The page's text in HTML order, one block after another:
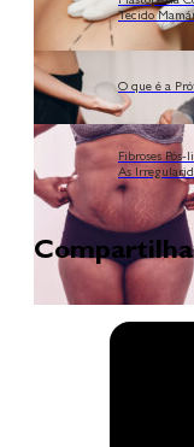
Tecido
O que é a
Fibroses
As